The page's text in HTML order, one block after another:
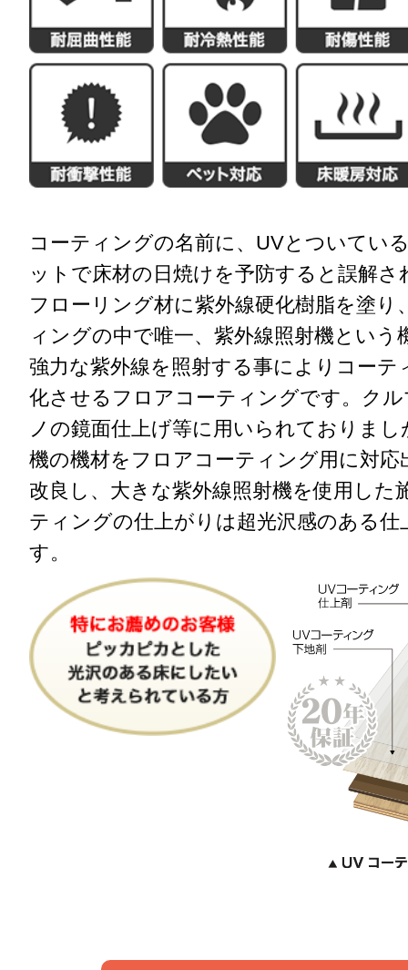
コーティングの名前に、UVとついてい
ットで床材の日焼けを予防すると誤解
フローリング材に紫外線硬化樹脂を塗り
ィングの中で唯一、紫外線照射機という
強力な紫外線を照射する事によりコーテ
化させるフロアコーテ ィングです。ク
ノの鏡面仕上げ等に用いられておりまし
機の機材をフロアコーティング用に 対応
改良し、大きな紫外線照射機を使用した
ティングの仕上がり は超光沢感のある仕
す。